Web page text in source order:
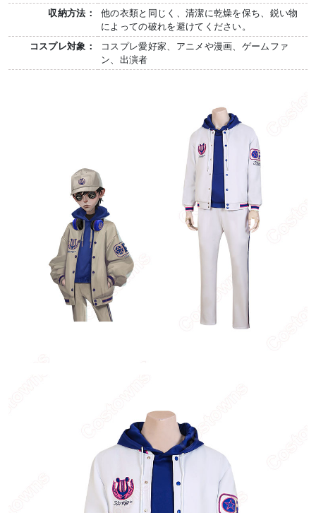
収納方法：
他の衣類と同じく、清潔に乾燥を保ち、鋭い物
によっての破れを避けてください。
コスプレ対象：
コスプレ愛好家、アニメや漫画、ゲームファ
ン、出演者